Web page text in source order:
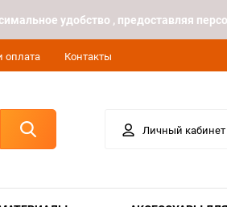
удобство , предоставляя
оплата Контакты
Личный кабинет